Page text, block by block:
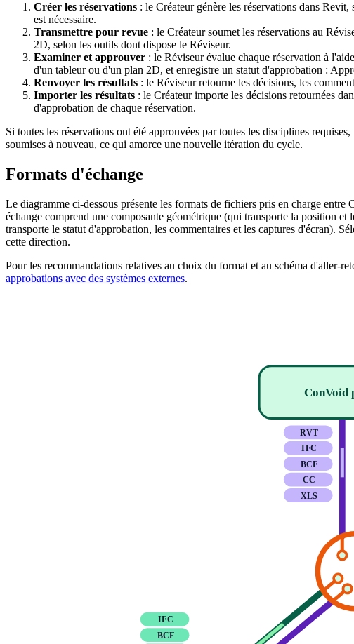
Créer les réservations : le Créateur génère les réservations dans
est nécessaire.
Transmettre pour revue : le Créateur soumet les réservations au
2D, selon les outils dont dispose le Réviseur.
Examiner et approuver : le Réviseur évalue chaque réservation à
d'un tableur ou d'un plan 2D, et enregistre un statut d'approbation :
Renvoyer les résultats : le Réviseur retourne les décisions, les
Importer les résultats : le Créateur importe les décisions retournées
d'approbation de chaque réservation.
Si toutes les réservations ont été approuvées par toutes les disciplines
soumises à nouveau, ce qui amorce une nouvelle itération du cycle.
Formats d'échange
Le diagramme ci-dessous présente les formats de fichiers pris en charge
échange comprend une composante géométrique (qui transporte la position
transporte le statut d'approbation, les commentaires et les captures d'écran).
cette direction.
Pour les recommandations relatives au choix du format et au schéma d'aller-
approbations avec des systèmes externes.
ConVoid
RVT
IFC
BCF
CC
XLS
IFC
BCF